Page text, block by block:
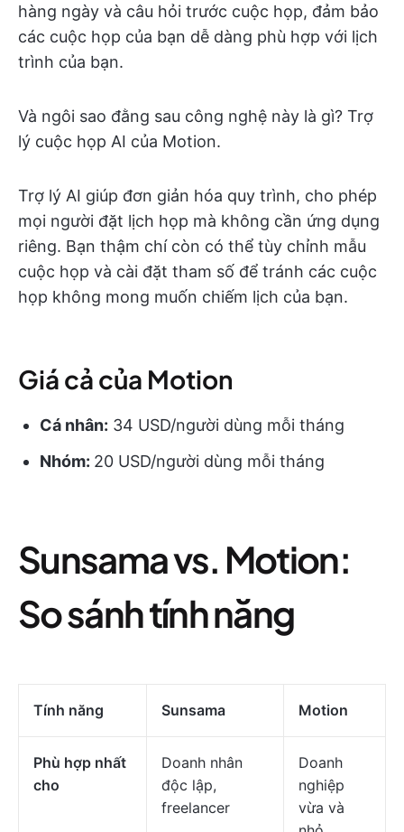
hàng ngày và câu hỏi trước cuộc họp, đảm bảo
các cuộc họp của bạn dễ dàng phù hợp với lịch
trình của bạn.
Và ngôi sao đằng sau công nghệ này là gì? Trợ
lý cuộc họp AI của Motion.
Trợ lý AI giúp đơn giản hóa quy trình, cho phép
mọi người đặt lịch họp mà không cần ứng dụng
riêng. Bạn thậm chí còn có thể tùy chỉnh mẫu
cuộc họp và cài đặt tham số để tránh các cuộc
họp không mong muốn chiếm lịch của bạn.
Giá cả của Motion
Cá nhân: 34 USD/người dùng mỗi tháng
Nhóm: 20 USD/người dùng mỗi tháng
Sunsama vs. Motion:
So sánh tính năng
Tính năng Sunsama Motion
Phù hợp nhất
cho
Doanh nhân
độc lập,
freelancer
Doanh
nghiệp
vừa và